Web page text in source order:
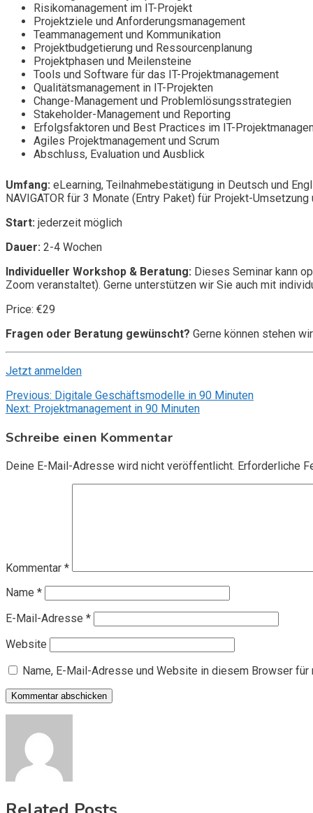
Risikomanagement im IT-Projekt
Projektziele und Anforderungsmanagement
Teammanagement und Kommunikation
Projektbudgetierung und Ressourcenplanung
Projektphasen und Meilensteine
Tools und Software für das IT-Projektmanagement
Qualitätsmanagement in IT-Projekten
Change-Management und Problemlösungsstrategien
Stakeholder-Management und Reporting
Erfolgsfaktoren und Best Practices im IT-
Agiles Projektmanagement und Scrum
Abschluss, Evaluation und Ausblick
Umfang: eLearning, Teilnahmebestätigung in Deutsch und
NAVIGATOR für 3 Monate (Entry Paket) für Projekt-
Start: jederzeit möglich
Dauer: 2-4 Wochen
Individueller Workshop & Beratung: Dieses Seminar kann
Zoom veranstaltet). Gerne unterstützen wir Sie auch mit
Price: €29
Fragen oder Beratung gewünscht? Gerne können stehen
Jetzt anmelden
Beitragsnavigation
Previous: Digitale Geschäftsmodelle in 90 Minuten
Next: Projektmanagement in 90 Minuten
Schreibe einen Kommentar
Deine E-Mail-Adresse wird nicht veröffentlicht. Erforderliche
Kommentar *
Name *
E-Mail-Adresse *
Website
Name, E-Mail-Adresse und Website in diesem Browser